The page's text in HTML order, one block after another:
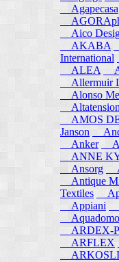
Agapecasa
Aico
AKABA
International
ALEA
Allermuir
Alonso
AMOS
Janson
Anker
ANNE
Ansorg
Antique
Textiles
Appiani
Aquadomo
ARDEX-
ARFLEX